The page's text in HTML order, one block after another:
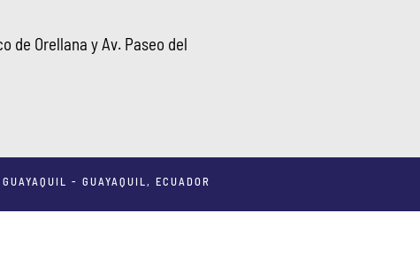
de Orellana y Av. Paseo del
- GUAYAQUIL, ECUADOR